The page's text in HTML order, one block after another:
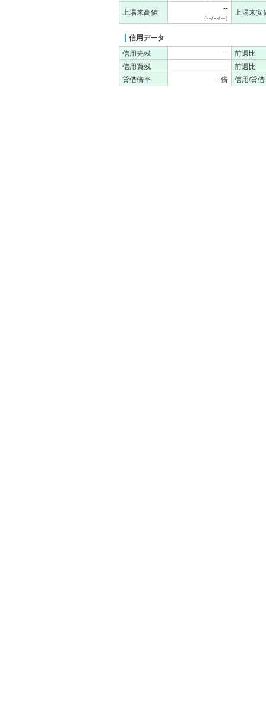
上場来高値 --
(--/--/--)
上場来安
信用データ
信用売残
--
前週比
信用買残
--
前週比
貸借倍率
--倍 信用/貸借